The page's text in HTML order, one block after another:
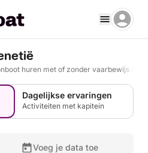
huren met of zonder vaarbewijs
Dagelijkse ervaringen
Activiteiten met kapitein
Voeg je data toe